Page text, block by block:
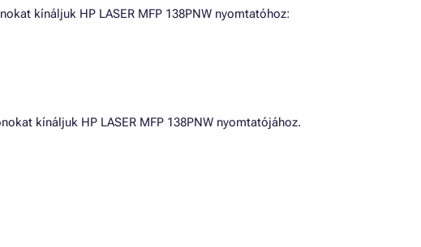
kínáljuk HP LASER MFP 138PNW nyomtatóhoz:
kínáljuk HP LASER MFP 138PNW nyomtatójához.